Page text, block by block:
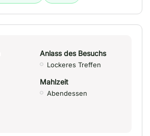
Anlass des Besuchs
Lockeres Treffen
Mahlzeit
Abendessen